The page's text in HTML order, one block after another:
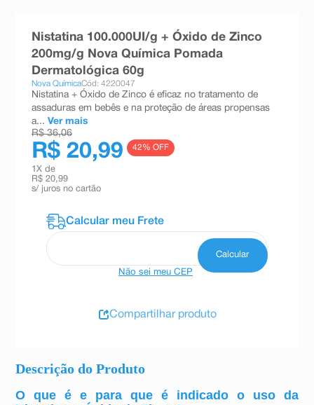
Descrição do Produto
O que é e para que é indicado o uso da
Nistatina 100.000UI/g + Óxido de Zinco
200mg/g Nova Química Pomada
Dermatológica 60g
Nova QuímicaCód: 4220047
Nistatina + Óxido de Zinco é eficaz no tratamento de
assaduras em bebês e na proteção de áreas propensas
a... Ver mais
R$ 36,06
R$ 20,99 42% OFF
1 X de
R$ 20,99
s/ juros no cartão
Não sei meu CEP
Compartilhar produto
absorvente
ºshampoo